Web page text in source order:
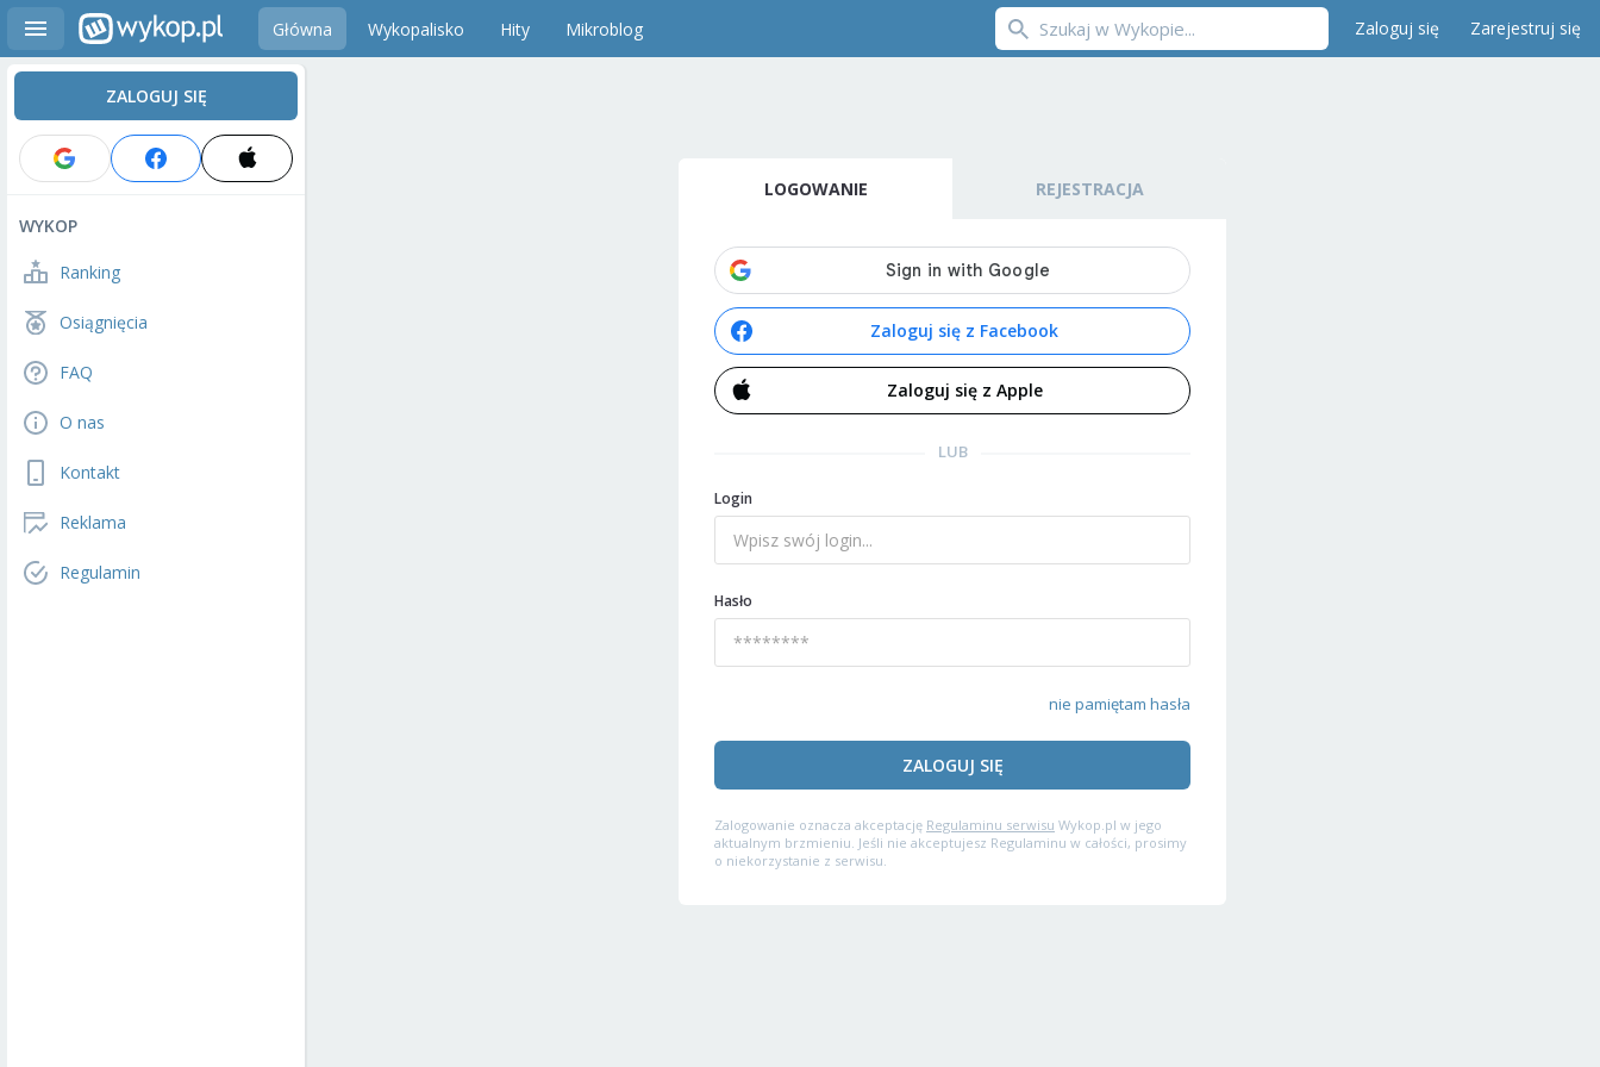
Główna Wykopalisko Hity Mikroblog Zaloguj się Zarejestruj się
ZALOGUJ SIĘ
WYKOP
Ranking
Osiągnięcia
FAQ
O nas
Kontakt
Reklama
Regulamin
LOGOWANIE REJESTRACJA
Zaloguj się z Facebook
Zaloguj się z Apple
LUB
Login
Hasło
nie pamiętam hasła
ZALOGUJ SIĘ
Zalogowanie oznacza akceptację Regulaminu serwisu Wykop.pl w jego
aktualnym brzmieniu. Jeśli nie akceptujesz Regulaminu w całości, prosimy
o niekorzystanie z serwisu.